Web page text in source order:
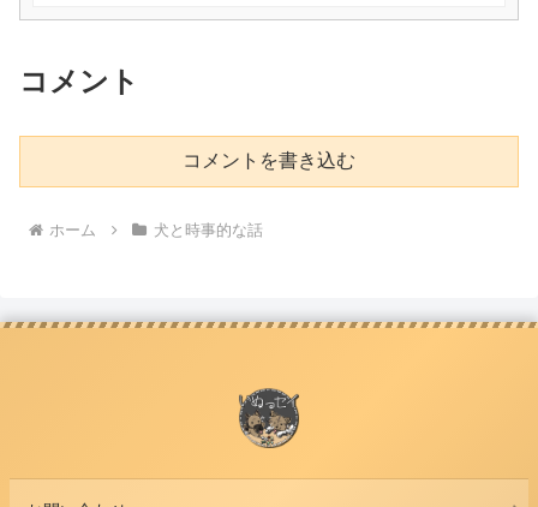
コメント
コメントを書き込む
ホーム 犬と時事的な話